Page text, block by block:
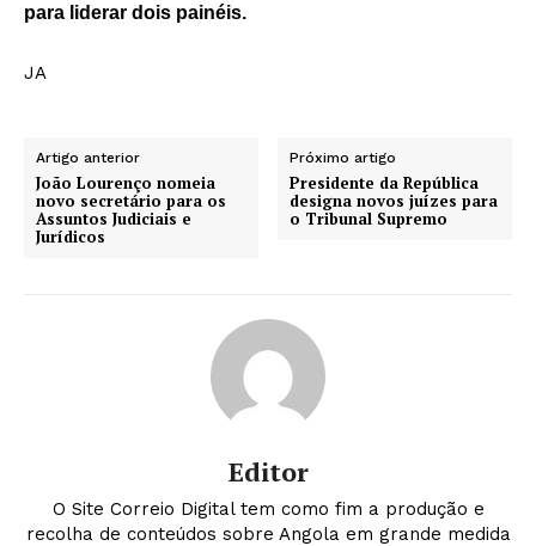
para liderar dois painéis.
JA
Artigo anterior
João Lourenço nomeia
novo secretário para os
Assuntos Judiciais e
Jurídicos
Próximo artigo
Presidente da República
designa novos juízes para
o Tribunal Supremo
Editor
O Site Correio Digital tem como fim a produção e
recolha de conteúdos sobre Angola em grande medida